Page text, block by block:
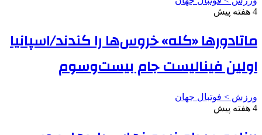
4 هفته پیش
ماتادورها «کله» خروس‌ها را کندند/اسپانیا
اولین فینالیست جام بیست‌وسوم
ورزش > فوتبال جهان
4 هفته پیش